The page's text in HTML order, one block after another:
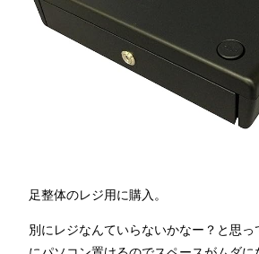
足整体のレジ用に購入。
別にレジなんていらないかなー？と思